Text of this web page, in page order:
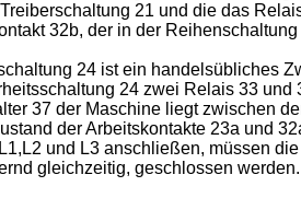
21 und die das
32b, der in der
24 ist ein handelsübliches
24 zwei Relais 33
37 der Maschine liegt zwischen
der Arbeitskontakte 23a und
und L3 anschließen, müssen
gleichzeitig, geschlossen